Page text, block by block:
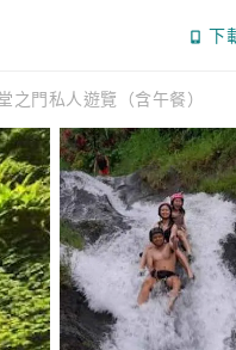
下
之門私人遊覽（含午餐）